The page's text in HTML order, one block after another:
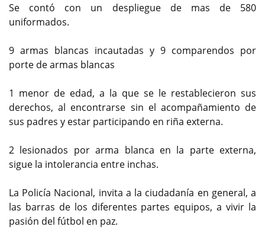
Se contó con un despliegue de mas de 580
uniformados.
9 armas blancas incautadas y 9 comparendos por
porte de armas blancas
1 menor de edad, a la que se le restablecieron sus
derechos, al encontrarse sin el acompañamiento de
sus padres y estar participando en riña externa.
2 lesionados por arma blanca en la parte externa,
sigue la intolerancia entre inchas.
La Policía Nacional, invita a la ciudadanía en general, a
las barras de los diferentes partes equipos, a vivir la
pasión del fútbol en paz.